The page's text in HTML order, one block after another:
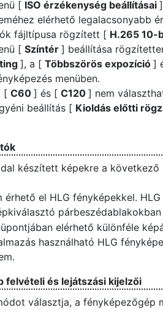
[ ISO érzékenység beállításai
elérhető legalacsonyabb
fájltípusa rögzített [ H.265 10-
[ Színtér ] beállítása
], a [ Többszörös expozíció ]
menüben.
[ C60 ] és [ C120 ] nem
beállítás [ Kioldás előtti
készített képekre a következő
érhető el HLG fényképekkel.
elérhető különféle
használható HLG
felvételi és lejátszási kijelzői
választja, a fényképezőgép